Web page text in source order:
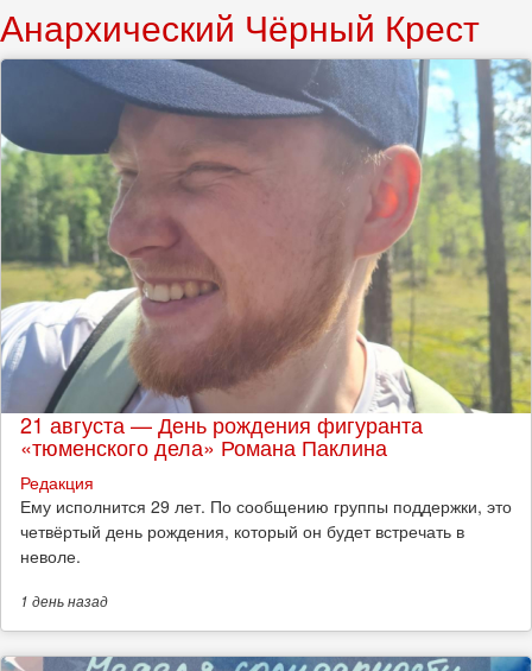
Анархический Чёрный Крест
21 августа — День рождения фигуранта
«тюменского дела» Романа Паклина
Редакция
Ему исполнится 29 лет. По сообщению группы поддержки, это
четвёртый день рождения, который он будет встречать в
неволе.
1 деньназад